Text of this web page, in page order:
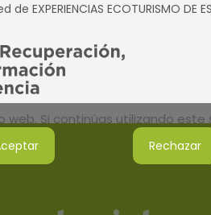
ECOTURISMO DE
Si continúas utilizando
Rechazar